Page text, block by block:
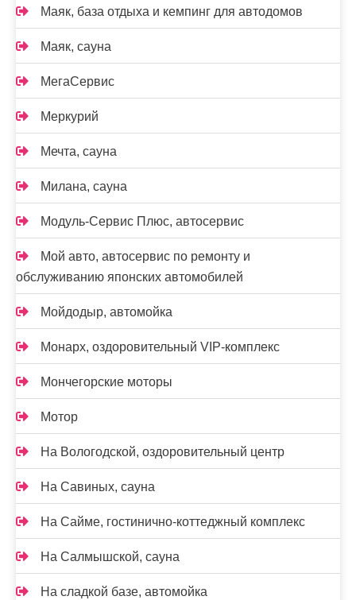
Маяк, база отдыха и кемпинг для автодомов
Маяк, сауна
МегаСервис
Меркурий
Мечта, сауна
Милана, сауна
Модуль-Сервис Плюс, автосервис
Мой авто, автосервис по ремонту и
обслуживанию японских автомобилей
Мойдодыр, автомойка
Монарх, оздоровительный VIP-комплекс
Мончегорские моторы
Мотор
На Вологодской, оздоровительный центр
На Савиных, сауна
На Сайме, гостинично-коттеджный комплекс
На Салмышской, сауна
На сладкой базе, автомойка